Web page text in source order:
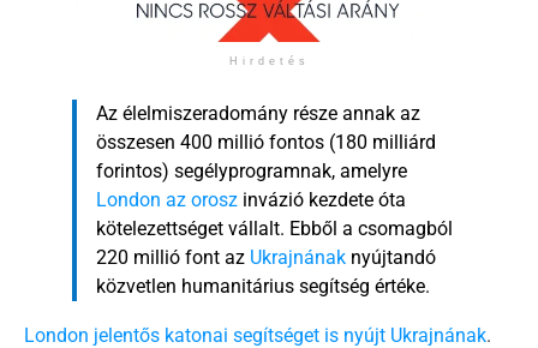
Hirdetés
Az élelmiszeradomány része annak az
összesen 400 millió fontos (180 milliárd
forintos) segélyprogramnak, amelyre
London az orosz invázió kezdete óta
kötelezettséget vállalt. Ebből a csomagból
220 millió font az Ukrajnának nyújtandó
közvetlen humanitárius segítség értéke.
London jelentős katonai segítséget is nyújt Ukrajnának.